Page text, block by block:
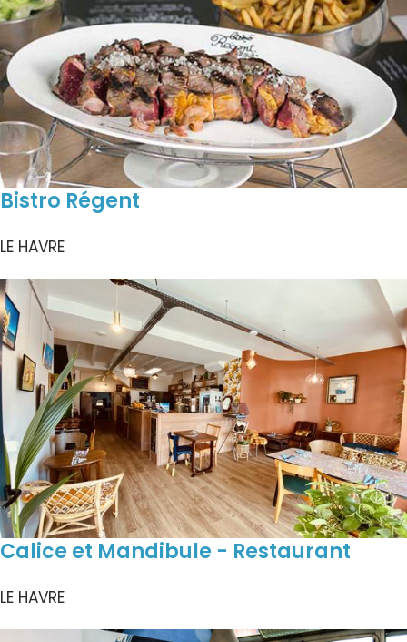
Bistro Régent
LE HAVRE
Calice et Mandibule - Restaurant
LE HAVRE